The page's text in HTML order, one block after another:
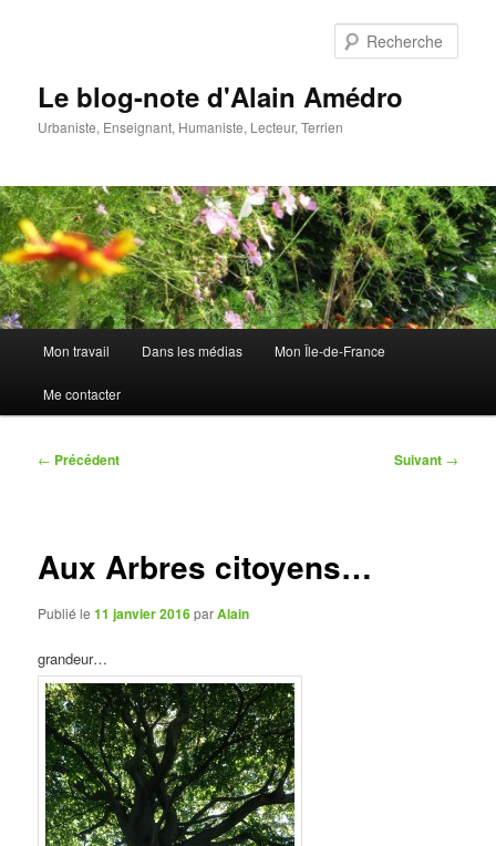
Le blog-note d'Alain Amédro
Urbaniste, Enseignant, Humaniste, Lecteur, Terrien
principal
Mon travail Dans les médias Mon Île-de-France
Me contacter
Navigation
← Précédent Suivant →
Aux Arbres citoyens…
Publié le11 janvier 2016parAlain
grandeur…